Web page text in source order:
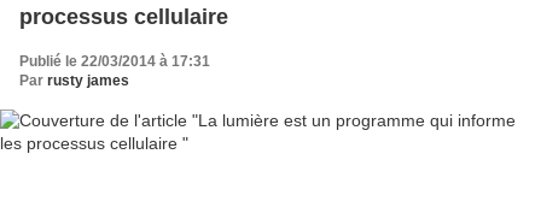
processus cellulaire
Publié le 22/03/2014 à 17:31
Par rusty james